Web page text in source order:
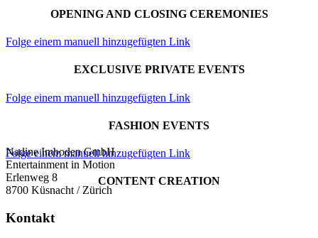
OPENING AND CLOSING CEREMONIES
Folge einem manuell hinzugefügten Link
EXCLUSIVE PRIVATE EVENTS
Folge einem manuell hinzugefügten Link
FASHION EVENTS
Folge einem manuell hinzugefügten Link
CONTENT CREATION
Nadine Imboden GmbH
Entertainment in Motion
Erlenweg 8
8700 Küsnacht / Zürich
Kontakt